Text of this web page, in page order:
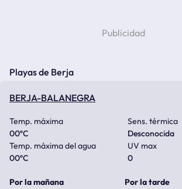
Playas de Berja
BERJA-BALANEGRA
Temp. máxima
00ºC
Sens. térmica
Desconocida
Temp. máxima del agua
00ºC
UV max
0
Por la mañana
Por la tarde